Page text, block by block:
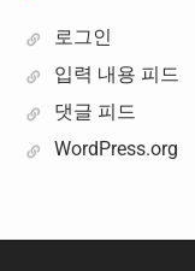
로그인
입력 내용 피드
댓글 피드
WordPress.org